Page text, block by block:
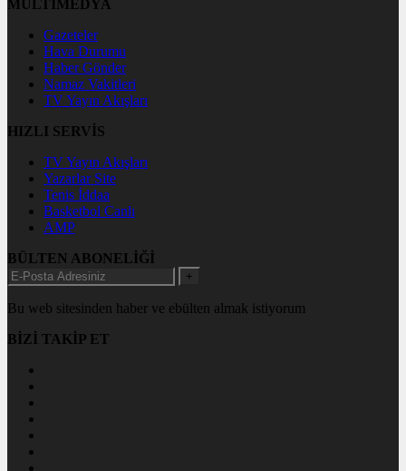
MULTİMEDYA
Gazeteler
Hava Durumu
Haber Gönder
Namaz Vakitleri
TV Yayın Akışları
HIZLI SERVİS
TV Yayın Akışları
Yazarlar Site
Tenis İddaa
Basketbol Canlı
AMP
BÜLTEN ABONELİĞİ
+
Bu web sitesinden haber ve ebülten almak istiyorum
BİZİ TAKİP ET